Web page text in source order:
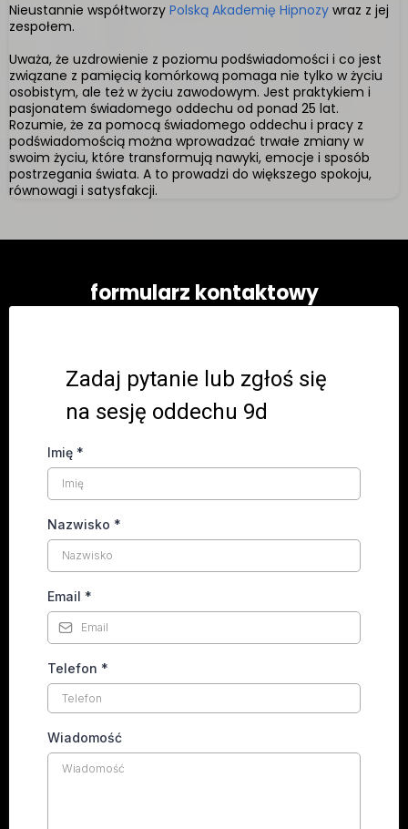
Stosowanie mocnych leków
psychotropowych lub innych
9D
Nieustannie współtworzy Polską Akademię Hipnozy wraz z jej
zespołem.
Uważa, że uzdrowienie z poziomu podświadomości i co jest
związane z pamięcią komórkową pomaga nie tylko w życiu
osobistym, ale też w życiu zawodowym. Jest praktykiem i
pasjonatem świadomego oddechu od ponad 25 lat.
Rozumie, że za pomocą świadomego oddechu i pracy z
podświadomością można wprowadzać trwałe zmiany w
swoim życiu, które transformują nawyki, emocje i sposób
postrzegania świata. A to prowadzi do większego spokoju,
równowagi i satysfakcji.
formularz kontaktowy
Zadaj pytanie lub zgłoś się
na sesję oddechu 9d
Imię *
Nazwisko *
Email *
Telefon *
Wiadomość